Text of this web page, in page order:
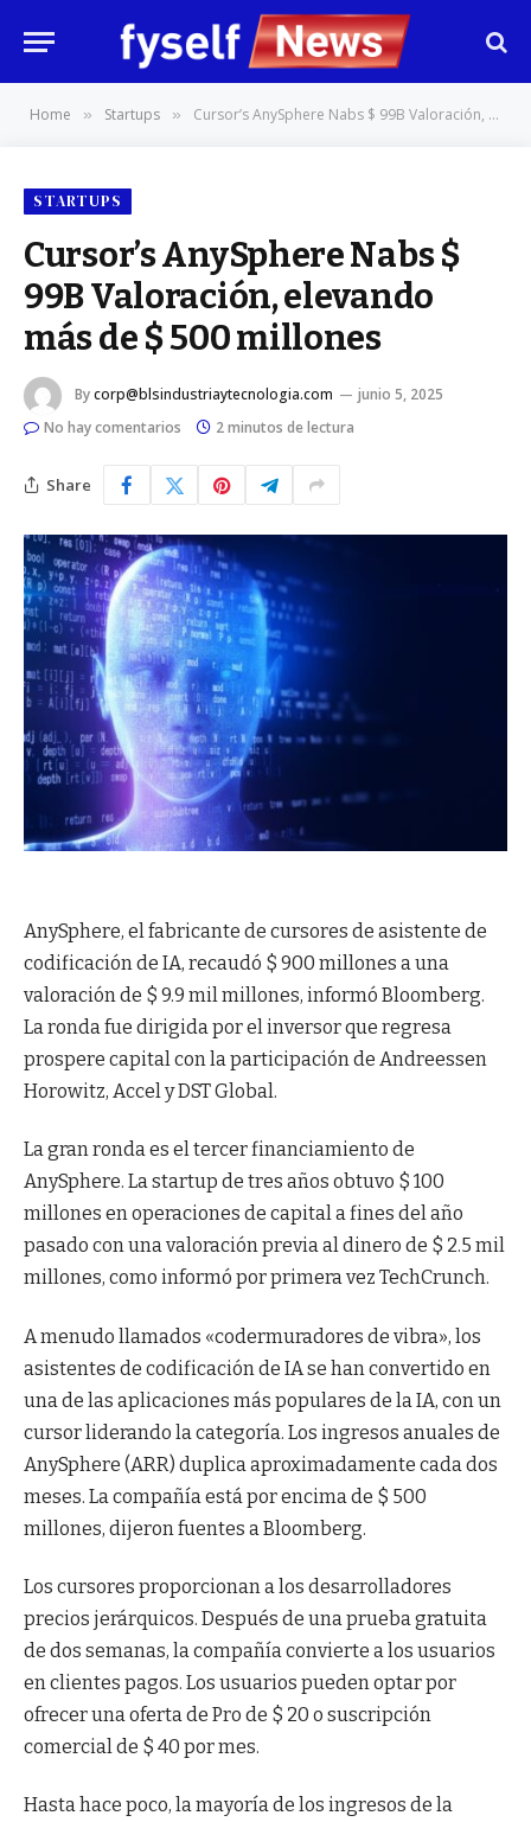
Home » Startups » Cursor’s AnySphere Nabs $ 99B Valoración, elevando más de $ 500 millones
STARTUPS
Cursor’s AnySphere Nabs $
99B Valoración, elevando
más de $ 500 millones
Bycorp@blsindustriaytecnologia.com
junio 5, 2025
No hay comentarios
2 minutos de lectura
Share
AnySphere, el fabricante de cursores de asistente de
codificación de IA, recaudó $ 900 millones a una
valoración de $ 9.9 mil millones, informó Bloomberg.
La ronda fue dirigida por el inversor que regresa
prospere capital con la participación de Andreessen
Horowitz, Accel y DST Global.
La gran ronda es el tercer financiamiento de
AnySphere. La startup de tres años obtuvo $ 100
millones en operaciones de capital a fines del año
pasado con una valoración previa al dinero de $ 2.5 mil
millones, como informó por primera vez TechCrunch.
A menudo llamados «codermuradores de vibra», los
asistentes de codificación de IA se han convertido en
una de las aplicaciones más populares de la IA, con un
cursor liderando la categoría. Los ingresos anuales de
AnySphere (ARR) duplica aproximadamente cada dos
meses. La compañía está por encima de $ 500
millones, dijeron fuentes a Bloomberg.
Los cursores proporcionan a los desarrolladores
precios jerárquicos. Después de una prueba gratuita
de dos semanas, la compañía convierte a los usuarios
en clientes pagos. Los usuarios pueden optar por
ofrecer una oferta de Pro de $ 20 o suscripción
comercial de $ 40 por mes.
Hasta hace poco, la mayoría de los ingresos de la